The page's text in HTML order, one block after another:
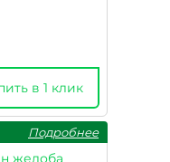
в 1 клик
Подробнее
желоба